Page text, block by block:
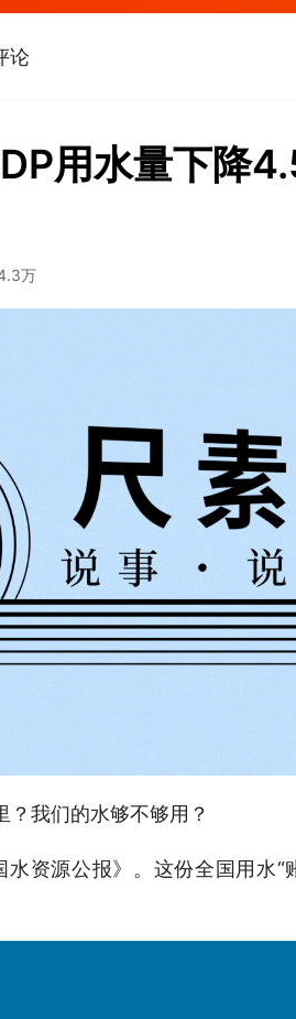
论
用水量下降
万
我们的水够不够用？
资源公报》。这份全国用水“